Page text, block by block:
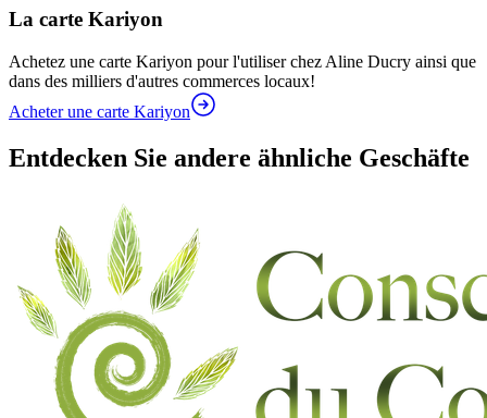
La carte Kariyon
Achetez une carte Kariyon pour l'utiliser chez Aline Ducry ainsi que
dans des milliers d'autres commerces locaux!
Acheter une carte Kariyon
Entdecken Sie andere ähnliche Geschäfte